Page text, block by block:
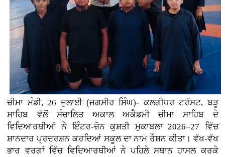
ਚੀਮਾ ਮੰਡੀ, 26 ਜੁਲਾਈ (ਜਗਸੀਰ ਸਿੰਘ)- ਕਲਗੀਧਰ ਟਰੱਸਟ, ਬੜੂ
ਸਾਹਿਬ ਵੱਲੋਂ ਸੰਚਾਲਿਤ ਅਕਾਲ ਅਕੈਡਮੀ ਚੀਮਾ ਸਾਹਿਬ ਦੇ
ਵਿਦਿਆਰਥੀਆਂ ਨੇ ਇੰਟਰ-ਜ਼ੋਨ ਕੁਸ਼ਤੀ ਮੁਕਾਬਲਾ 2026–27 ਵਿੱਚ
ਸ਼ਾਨਦਾਰ ਪ੍ਰਦਰਸ਼ਨ ਕਰਦਿਆਂ ਸਕੂਲ ਦਾ ਨਾਮ ਰੌਸ਼ਨ ਕੀਤਾ। ਵੱਖ-ਵੱਖ
ਭਾਰ ਵਰਗਾਂ ਵਿੱਚ ਵਿਦਿਆਰਥੀਆਂ ਨੇ ਪਹਿਲੇ ਸਥਾਨ ਹਾਸਲ ਕਰਕੇ